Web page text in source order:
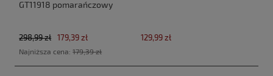
GT11918 pomarańczowy
179,39 zł
298,99 zł
Najniższa cena:179,39 zł
129,99 zł